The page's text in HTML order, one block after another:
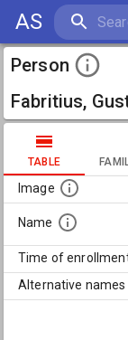
AS
Person
Fabritius,
TABLE
Image
Name
Time of
Alternative names